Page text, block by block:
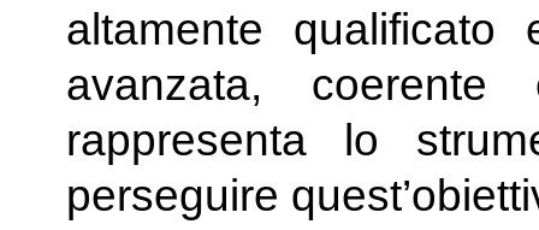
altamente
avanzata,
rappresenta lo
perseguire